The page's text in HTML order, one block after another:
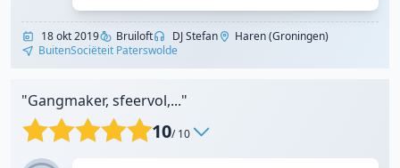
18 okt 2019 Bruiloft DJ Stefan
Haren (Groningen)
BuitenSociëteit Paterswolde
"Gangmaker, sfeervol,..."
10/ 10